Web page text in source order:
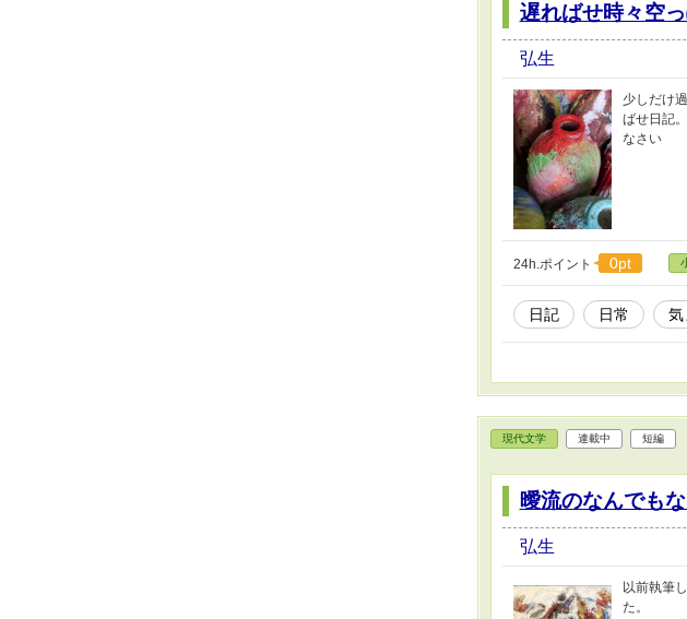
遅ればせ時々空
弘生
少しだけ
ばせ日記
なさい
24h.ポイント 0pt
日記 日常 気
現代文学 連載中 短編
曖流のなんでも
弘生
以前執筆
た。